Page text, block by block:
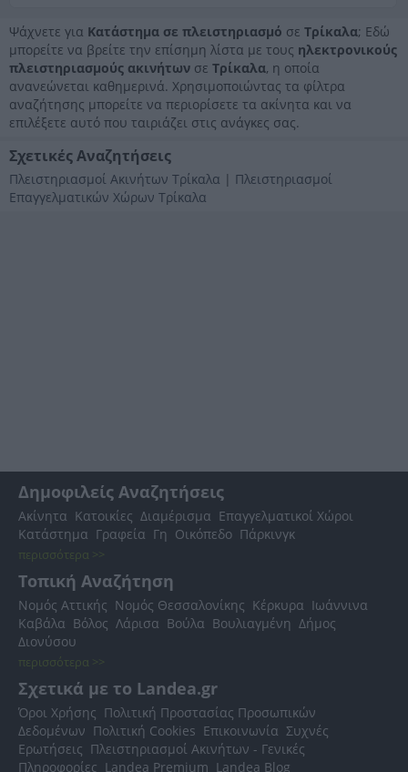
Ψάχνετε για Κατάστημα σε πλειστηριασμό σε Τρίκαλα; Εδώ
μπορείτε να βρείτε την επίσημη λίστα με τους ηλεκτρονικούς
πλειστηριασμούς ακινήτων σε Τρίκαλα, η οποία
ανανεώνεται καθημερινά. Χρησιμοποιώντας τα φίλτρα
αναζήτησης μπορείτε να περιορίσετε τα ακίνητα και να
επιλέξετε αυτό που ταιριάζει στις ανάγκες σας.
Σχετικές Αναζητήσεις
Πλειστηριασμοί Ακινήτων Τρίκαλα | Πλειστηριασμοί
Επαγγελματικών Χώρων Τρίκαλα
Δημοφιλείς Αναζητήσεις
Ακίνητα Κατοικίες Διαμέρισμα Επαγγελματικοί Χώροι
Κατάστημα Γραφεία Γη Οικόπεδο Πάρκινγκ
περισσότερα >>
Τοπική Αναζήτηση
Νομός Αττικής Νομός Θεσσαλονίκης Κέρκυρα Ιωάννινα
Καβάλα Βόλος Λάρισα Βούλα Βουλιαγμένη Δήμος
Διονύσου
περισσότερα >>
Σχετικά με το Landea.gr
Όροι Χρήσης Πολιτική Προστασίας Προσωπικών
Δεδομένων Πολιτική Cookies Επικοινωνία Συχνές
Ερωτήσεις Πλειστηριασμοί Ακινήτων - Γενικές
Πληροφορίες Landea Premium Landea Blog